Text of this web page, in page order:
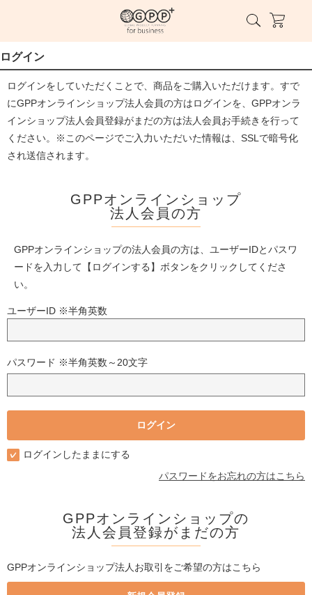
ログイン
ログインをしていただくことで、商品をご購入いただけます。すで
にGPPオンラインショップ法人会員の方はログインを、GPPオンラ
インショップ法人会員登録がまだの方は法人会員お手続きを行って
ください。※このページでご入力いただいた情報は、SSLで暗号化
され送信されます。
GPPオンラインショップ
法人会員の方
GPPオンラインショップの法人会員の方は、ユーザーIDとパスワ
ードを入力して【ログインする】ボタンをクリックしてくださ
い。
ユーザーID ※半角英数
パスワード ※半角英数～20文字
ログインしたままにする
パスワードをお忘れの方はこちら
GPPオンラインショップの
法人会員登録がまだの方
GPPオンラインショップ法人お取引をご希望の方はこちら